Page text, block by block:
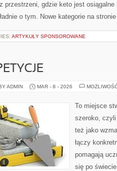
przestrzeni, gdzie keto jest
o tym. Nowe kategorie na
ARTYKUŁY SPONSOROWANE
ADMIN MAR - 8 - 2026
To miejsce
szeroko, czyli
też jako
łączy
pomagają
się po